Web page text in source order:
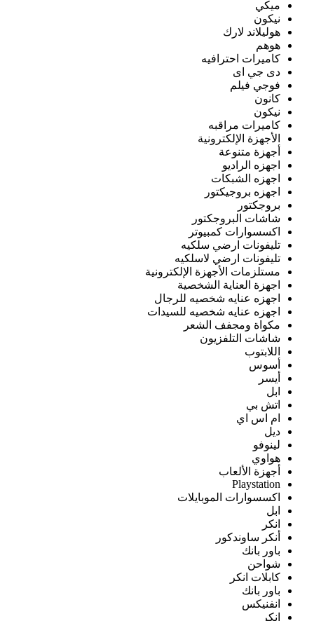
ميكي
نيكون
هوليلاند لارك
هوهم
كاميرات احترافيه
دى جي اى
فوجي فيلم
كانون
نيكون
كاميرات مراقبه
الأجهزة الإلكترونية
أجهزة متنوعة
اجهزه الراديو
اجهزه الشبكات
اجهزه بروجيكتور
بروجكتور
شاشات البروجكتور
اكسسوارات كمبيوتر
تليفونات ارضي سلكيه
تليفونات ارضي لاسلكيه
مستلزمات الأجهزة الإلكترونية
اجهزة العناية الشخصية
اجهزه عنايه شخصيه للرجال
اجهزه عنايه شخصيه للسيدات
مكواة ومجفف الشعر
شاشات التلفزيون
اللابتوب
أسوس
أيسر
ابل
اتش بي
ام اس اي
ديل
لينوفو
هواوي
أجهزة الألعاب
Playstation
اكسسوارات الموبايلات
ابل
انكر
أنكر ساوندكور
باور بانك
شواحن
كابلات انكر
باور بانك
انفنيكس
انكر